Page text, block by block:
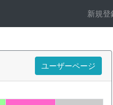
新規登
ユーザーページ